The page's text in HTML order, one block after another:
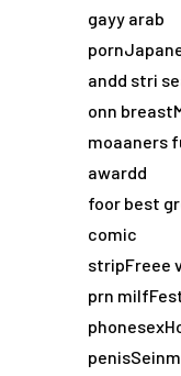
gayy arab
andd stri
onn
moaaners
awardd
foor best
comic
stripFreee
prn